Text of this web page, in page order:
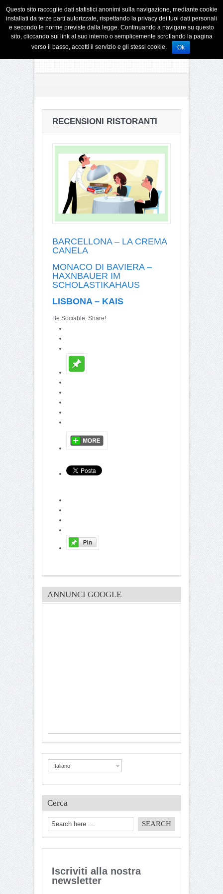
RECENSIONI RISTORANTI
BARCELLONA – LA CREMA
CANELA
MONACO DI BAVIERA –
HAXNBAUER IM
SCHOLASTIKAHAUS
LISBONA – KAIS
Be Sociable, Share!
ANNUNCI GOOGLE
Italiano
Cerca
Iscriviti alla nostra
newsletter
Questo sito raccoglie dati statistici anonimi sulla navigazione, mediante cookie
installati da terze parti autorizzate, rispettando la privacy dei tuoi dati personali
e secondo le norme previste dalla legge. Continuando a navigare su questo
sito, cliccando sui link al suo interno o semplicemente scrollando la pagina
verso il basso, accetti il servizio e gli stessi cookie.
Ok